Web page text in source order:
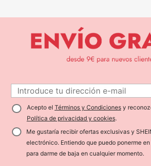
Acepto el Términos y Condicionesy
Política de privacidad y cookies.
Me gustaría recibir ofertas exclusivas y
electrónico. Entiendo que puedo ponerme
para darme de baja en cualquier momento.